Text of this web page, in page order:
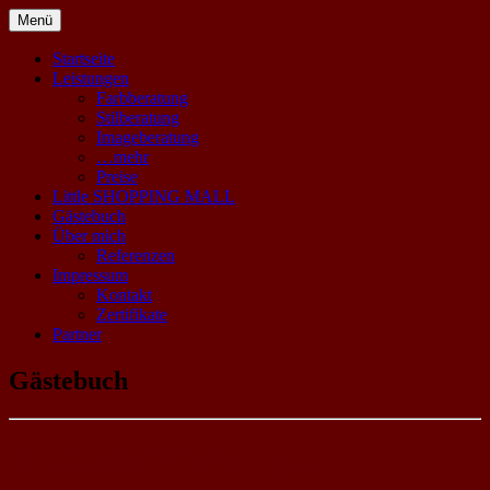
Springe
zum
InhaltStyling Company
Menü
Startseite
Leistungen
Farbberatung
Stilberatung
Imageberatung
…mehr
Preise
Little SHOPPING MALL
Gästebuch
Über mich
Referenzen
Impressum
Kontakt
Zertifikate
Partner
Gästebuch